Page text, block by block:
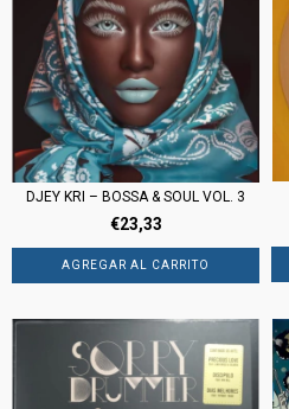
DJEY KRI – BOSSA & SOUL VOL. 3
€23,33